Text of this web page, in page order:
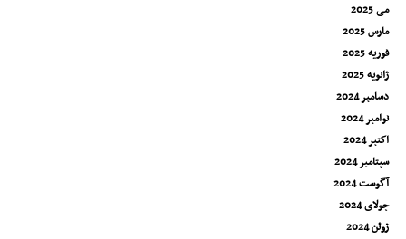
می 2025
مارس 2025
فوریه 2025
ژانویه 2025
دسامبر 2024
نوامبر 2024
اکتبر 2024
سپتامبر 2024
آگوست 2024
جولای 2024
ژوئن 2024